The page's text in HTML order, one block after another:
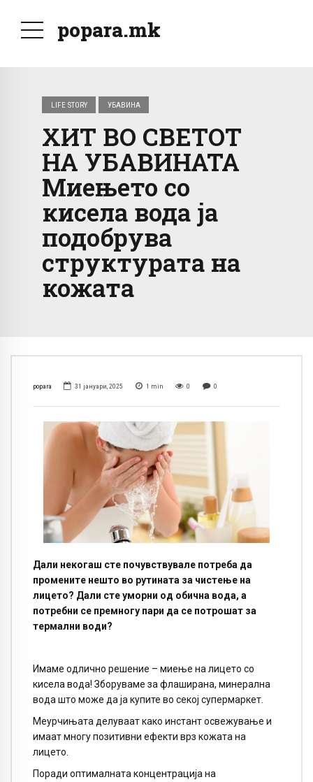
popara.mk
LIFE STORY УБАВИНА
ХИТ ВО СВЕТОТ
НА УБАВИНАТА
Миењето со
кисела вода ја
подобрува
структурата на
кожата
popara 31 јануари, 2025 1 min 0 0
Дали некогаш сте почувствувале потреба да
промените нешто во рутината за чистење на
лицето? Дали сте уморни од обична вода, а
потребни се премногу пари да се потрошат за
термални води?
Имаме одлично решение – миење на лицето со
кисела вода! Зборуваме за флаширана, минерална
вода што може да ја купите во секој супермаркет.
Меурчињата делуваат како инстант освежување и
имаат многу позитивни ефекти врз кожата на
лицето.
Поради оптималната концентрација на